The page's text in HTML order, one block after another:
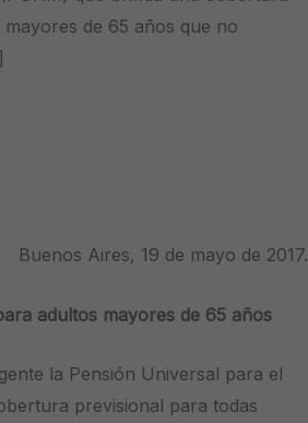
de 65 años que no
Buenos Aires, 19 de mayo de 2017.
adultos mayores de 65 años
la Pensión Universal para el
previsional para todas